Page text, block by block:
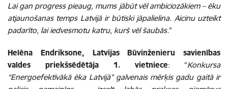
Lai gan progress pieaug, mums jābūt vēl ambiciozākiem – ēku
atjaunošanas temps Latvijā ir būtiski jāpalielina. Aicinu uzteikt
padarīto, lai iedvesmotu katru, kurš vēl šaubās.”
Helēna Endriksone, Latvijas Būvinženieru savienības
valdes priekšsēdētāja 1. vietniece: “Konkursa
“Energoefektīvākā ēka Latvijā” galvenais mērķis gadu gaitā ir